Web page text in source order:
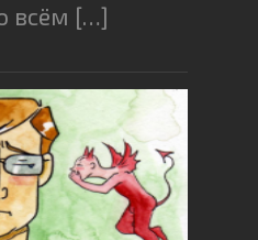
всём […]